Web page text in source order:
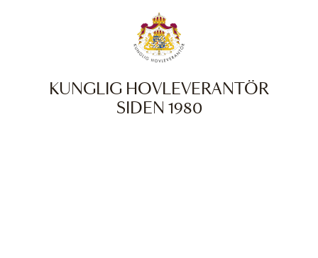
KUNGLIG HOVLEVERANTÖR
SIDEN 1980